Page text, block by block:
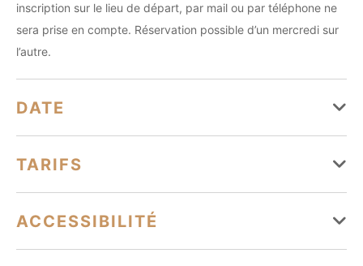
inscription sur le lieu de départ, par mail ou par téléphone ne
sera prise en compte. Réservation possible d’un mercredi sur
l’autre.
DATE
Du 08 juillet au 26 août
Lundi Fermé
Mardi Fermé
TARIFS
Tarifs
Tarif unique 5 €
ACCESSIBILITÉ